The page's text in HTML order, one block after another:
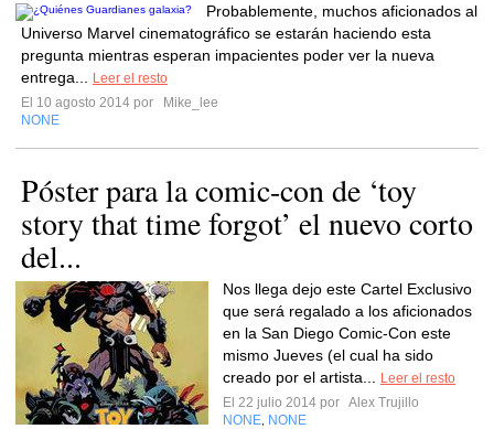
Probablemente, muchos aficionados al
Universo Marvel cinematográfico se estarán haciendo esta
pregunta mientras esperan impacientes poder ver la nueva
entrega...
Leer el resto
El 10 agosto 2014 por
Mike_lee
NONE
Póster para la comic-con de ‘toy
story that time forgot’ el nuevo corto
del...
Nos llega dejo este Cartel Exclusivo
que será regalado a los aficionados
en la San Diego Comic-Con este
mismo Jueves (el cual ha sido
creado por el artista...
Leer el resto
El 22 julio 2014 por Alex Trujillo
NONE NONE